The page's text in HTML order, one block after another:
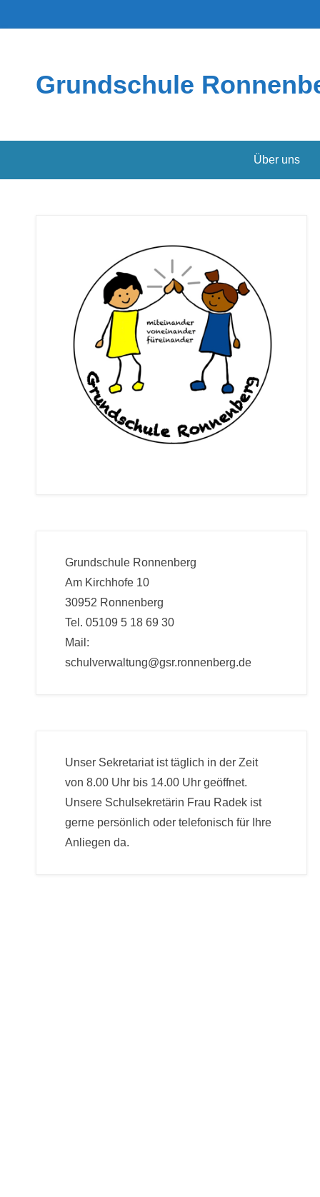
Grundschule
Über uns
Grundschule Ronnenberg
Am Kirchhofe 10
30952 Ronnenberg
Tel. 05109 5 18 69 30
Mail:
schulverwaltung@gsr.ronnenberg.de
Unser Sekretariat ist täglich in der Zeit
von 8.00 Uhr bis 14.00 Uhr geöffnet.
Unsere Schulsekretärin Frau Radek ist
gerne persönlich oder telefonisch für Ihre
Anliegen da.